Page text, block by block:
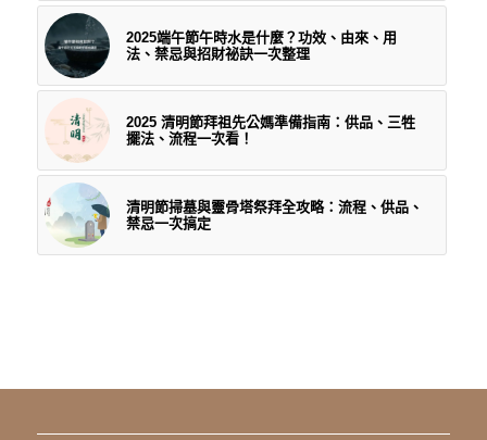
2025端午節午時水是什麼？功效、由來、用
法、禁忌與招財祕訣一次整理
2025 清明節拜祖先公媽準備指南：供品、三牲
擺法、流程一次看！
清明節掃墓與靈骨塔祭拜全攻略：流程、供品、
禁忌一次搞定